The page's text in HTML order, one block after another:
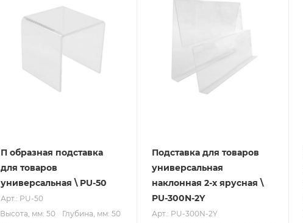
П образная подставка
для товаров
универсальная \ PU-50
Арт.: PU-50
Высота, мм: 50
Глубина, мм: 50
Подставка для товаров
универсальная
наклонная 2-х ярусная \
PU-300N-2Y
Арт.: PU-300N-2Y